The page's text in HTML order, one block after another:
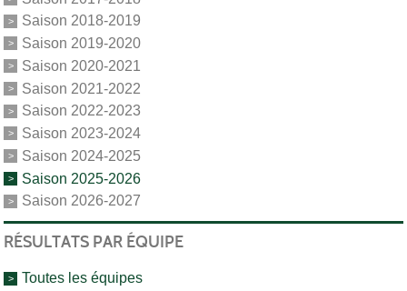
Saison 2018-2019
Saison 2019-2020
Saison 2020-2021
Saison 2021-2022
Saison 2022-2023
Saison 2023-2024
Saison 2024-2025
Saison 2025-2026
Saison 2026-2027
RÉSULTATS PAR ÉQUIPE
Toutes les équipes